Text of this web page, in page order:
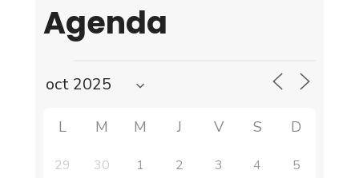
Agenda
L M M J V S D
29 30 1 2 3 4 5